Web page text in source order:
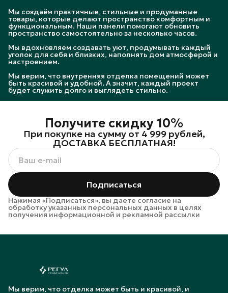
Мы создаём практичные, стильные и продуманные
товары, которые делают пространство комфортным и
функциональным. Наши панели помогают обновить
пространство самостоятельно за несколько часов.
Мы вдохновляем создавать уют, продумывать каждый
уголок для себя и близких, наполнять дом атмосферой и
настроением.
Мы верим, что внутренняя отделка помещений может
быть красивой и удобной. А значит, каждый проект
будет служить долго и выглядеть стильно.
Получите скидку 10%
При покупке на сумму от 4 999 рублей,
ДОСТАВКА БЕСПЛАТНАЯ!
Подписаться
Нажимая «Подписаться», вы даете согласие на
обработку указанных персональных данных в целях
получения информационной и рекламной рассылки
Мы верим, что отделка может быть и красивой, и